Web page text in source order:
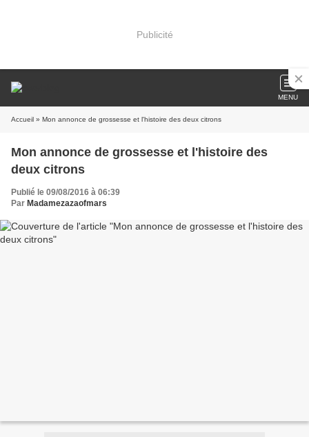
Publicité
MENU
Accueil » Mon annonce de grossesse et l'histoire des deux citrons
Mon annonce de grossesse et l'histoire des
deux citrons
Publié le 09/08/2016 à 06:39
Par Madamezazaofmars